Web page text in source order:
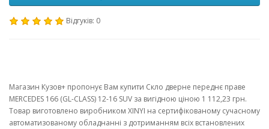
Відгуків: 0
Магазин Кузов+ пропонує Вам купити Скло дверне переднє праве
MERCEDES 166 (GL-CLASS) 12-16 SUV за вигідною ціною 1 112,23 грн.
Товар виготовлено виробником XINYI на сертифікованому сучасному
автоматизованому обладнанні з дотриманням всіх встановлених